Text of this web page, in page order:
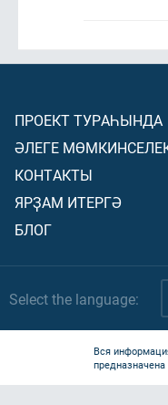
ПРОЕКТ ТУРАҺЫНДА
ӘЛЕГЕ
КОНТАКТЫ
ЯРҘАМ ИТЕРГӘ
БЛОГ
Select the language:
Вся